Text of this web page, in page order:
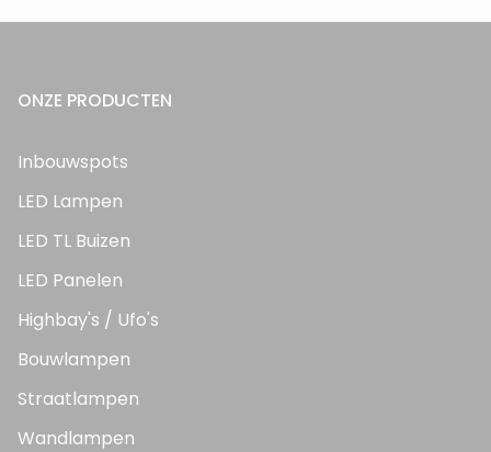
ONZE PRODUCTEN
Inbouwspots
LED Lampen
LED TL Buizen
LED Panelen
Highbay's / Ufo's
Bouwlampen
Straatlampen
Wandlampen